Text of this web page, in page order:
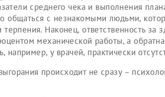
среднего чека и выполнения
общаться с незнакомыми людьми,
Наконец, ответственность за
механической работы, а
например, у врачей, практически
происходит не сразу –